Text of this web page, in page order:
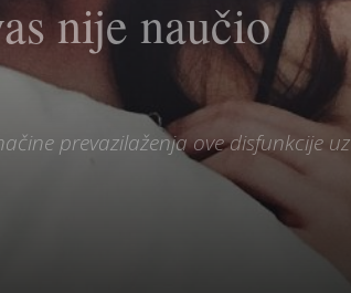
nije naučio
prevazilaženja ove disfunkcije uz